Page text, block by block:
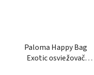
Paloma Happy Bag
Exotic osviežovač